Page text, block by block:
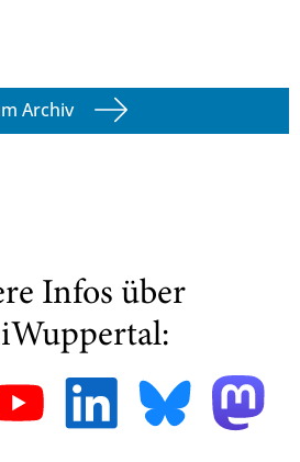
Archiv
Infos über